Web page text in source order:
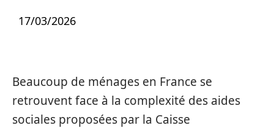
17/03/2026
Beaucoup de ménages en France se
retrouvent face à la complexité des aides
sociales proposées par la Caisse